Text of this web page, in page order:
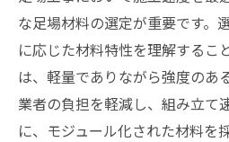
な足場材料の選定が重要です。
に応じた材料特性を理解するこ
は、軽量でありながら強度のあ
業者の負担を軽減し、組み立て
に、モジュール化された材料を